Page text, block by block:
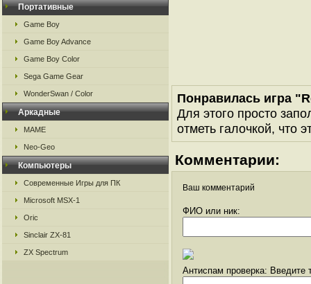
Портативные
Game Boy
Game Boy Advance
Game Boy Color
Sega Game Gear
WonderSwan / Color
Аркадные
MAME
Neo-Geo
Компьютеры
Современные Игры для ПК
Microsoft MSX-1
Oric
Sinclair ZX-81
ZX Spectrum
Понравилась игра
Для этого просто
отметь галочкой, что
Комментарии:
Ваш комментарий
ФИО или ник:
Антиспам проверка: Введите